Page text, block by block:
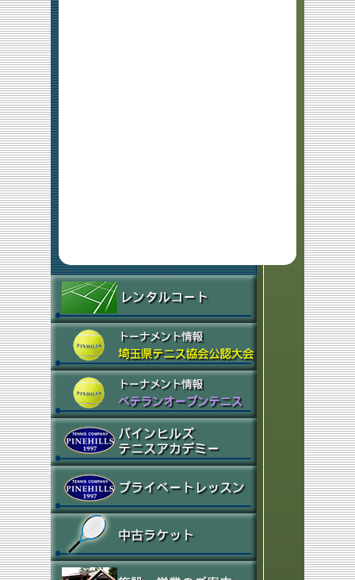
しました
(2025.11.10)
ベテランオープントーナメント11
月大会結果を掲載しました
(2025.11.6)
公認大会 11/15男Dドローを掲載し
ました
(2025.11.6)
公認大会 11/13女Dドローを掲載し
ました
(2025.11.6)
公認大会 11/11女Sドローを掲載し
ました
(2025.10.20)
中古ラケット 入荷しました
(2025.10.20)
ベテランオープントーナメント10
月大会結果を掲載しました
(2025.9.30)
第5回PINEHILLS秋季トーナメント
受付を開始しました
(2025.9.27)
ベテランオープントーナメント 11月
大会要項を掲載しました
(2025.9.27)
ベテランオープントーナメント9月
大会結果を掲載しました